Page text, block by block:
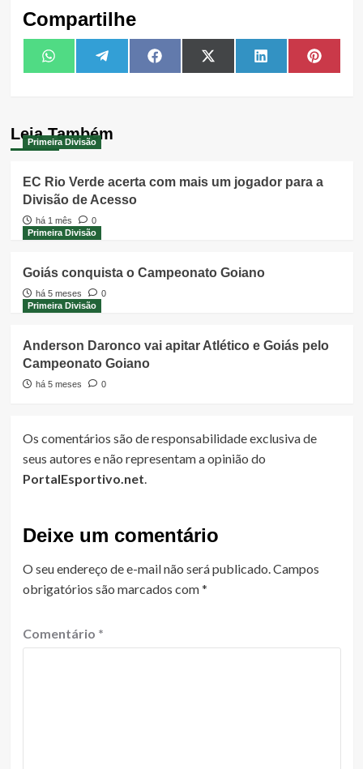
Compartilhe
Share
on
WhatsAppShare
on
TelegramShare
on
FacebookShare
on
X
(Twitter)
Share
on
LinkedIn Share
on
Leia Também
Primeira Divisão
EC Rio Verde acerta com mais um jogador para a
Divisão de Acesso
há 1 mês
0
Primeira Divisão
Goiás conquista o Campeonato Goiano
há 5 meses
0
Primeira Divisão
Anderson Daronco vai apitar Atlético e Goiás pelo
Campeonato Goiano
há 5 meses 0
Os comentários são de responsabilidade exclusiva de
seus autores e não representam a opinião do
PortalEsportivo.net
Deixe um comentário
O seu endereço de e-mail não será publicado. Campos
obrigatórios são marcados com*
Comentário *